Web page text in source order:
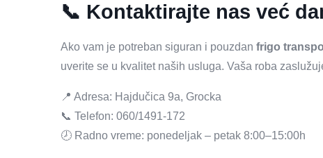
📞 Kontaktirajte nas već
Ako vam je potreban siguran i pouzdan frigo
uverite se u kvalitet naših usluga. Vaša roba
📍 Adresa: Hajdučica 9a, Grocka
📞 Telefon: 060/1491-172
🕗 Radno vreme: ponedeljak – petak 8:00–15:00h